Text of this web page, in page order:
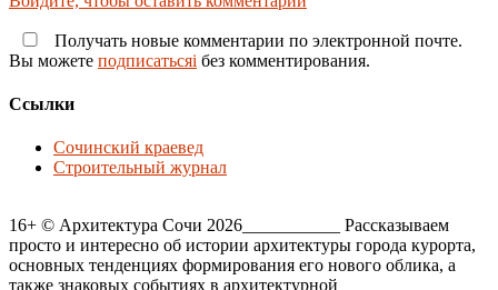
Получать новые комментарии по электронной почте.
Вы можете подписатьсяi без комментирования.
Ссылки
Сочинский краевед
Строительный журнал
16+ © Архитектура Сочи 2026___________ Рассказываем
просто и интересно об истории архитектуры города курорта,
основных тенденциях формирования его нового облика, а
также знаковых событиях в архитектурной